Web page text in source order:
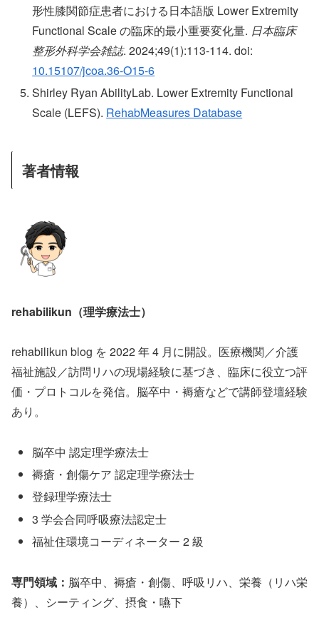
形性膝関節症患者における日本語版 Lower Extremity
Functional Scale の臨床的最小重要変化量. 日本臨床
整形外科学会雑誌. 2024;49(1):113-114. doi:
10.15107/jcoa.36-O15-6
Shirley Ryan AbilityLab. Lower Extremity Functional
Scale (LEFS). RehabMeasures Database
著者情報
rehabilikun（理学療法士）
rehabilikun blog を 2022 年 4 月に開設。医療機関／介護
福祉施設／訪問リハの現場経験に基づき、臨床に役立つ評
価・プロトコルを発信。脳卒中・褥瘡などで講師登壇経験
あり。
脳卒中 認定理学療法士
褥瘡・創傷ケア 認定理学療法士
登録理学療法士
3 学会合同呼吸療法認定士
福祉住環境コーディネーター 2 級
専門領域： 脳卒中、褥瘡・創傷、呼吸リハ、栄養（リハ栄
養）、シーティング、摂食・嚥下